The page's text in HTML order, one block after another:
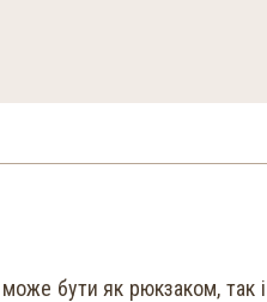
бути як рюкзаком, так і